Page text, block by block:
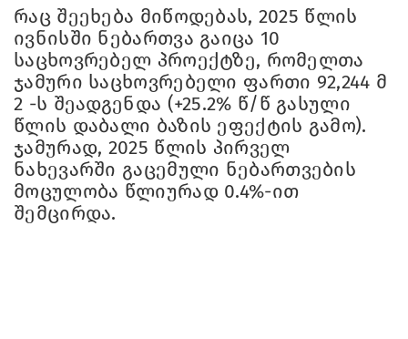
რაც შეეხება მიწოდებას, 2025 წლის
ივნისში ნებართვა გაიცა 10
საცხოვრებელ პროექტზე, რომელთა
ჯამური საცხოვრებელი ფართი 92,244 მ
2 -ს შეადგენდა (+25.2% წ/წ გასული
წლის დაბალი ბაზის ეფექტის გამო).
ჯამურად, 2025 წლის პირველ
ნახევარში გაცემული ნებართვების
მოცულობა წლიურად 0.4%-ით
შემცირდა.